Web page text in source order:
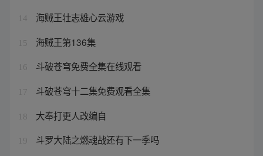
14 海贼王壮志雄心云游戏
15 海贼王第136集
16 斗破苍穹免费全集在线观看
17 斗破苍穹十二集免费观看全集
18 大奉打更人改编自
19 斗罗大陆之燃魂战还有下一季吗